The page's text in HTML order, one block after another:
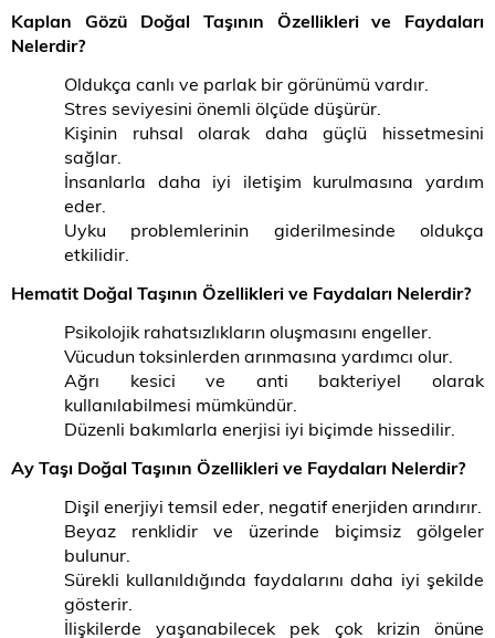
Kaplan Gözü Doğal Taşının Özellikleri ve Faydaları
Nelerdir?
Oldukça canlı ve parlak bir görünümü vardır.
Stres seviyesini önemli ölçüde düşürür.
Kişinin ruhsal olarak daha güçlü hissetmesini
sağlar.
İnsanlarla daha iyi iletişim kurulmasına yardım
eder.
Uyku problemlerinin giderilmesinde oldukça
etkilidir.
Hematit Doğal Taşının Özellikleri ve Faydaları Nelerdir?
Psikolojik rahatsızlıkların oluşmasını engeller.
Vücudun toksinlerden arınmasına yardımcı olur.
Ağrı kesici ve anti bakteriyel olarak
kullanılabilmesi mümkündür.
Düzenli bakımlarla enerjisi iyi biçimde hissedilir.
Ay Taşı Doğal Taşının Özellikleri ve Faydaları Nelerdir?
Dişil enerjiyi temsil eder, negatif enerjiden arındırır.
Beyaz renklidir ve üzerinde biçimsiz gölgeler
bulunur.
Sürekli kullanıldığında faydalarını daha iyi şekilde
gösterir.
İlişkilerde yaşanabilecek pek çok krizin önüne